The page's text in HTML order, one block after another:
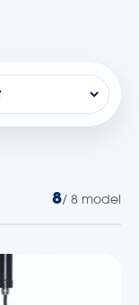
8/ 8 model